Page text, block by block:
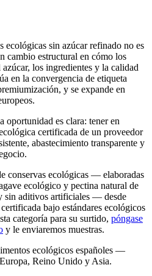
ecológicas sin azúcar refinado no es
cambio estructural en cómo los
los ingredientes y la calidad
en la convergencia de etiqueta
y se expande en
oportunidad es clara: tener en
certificada de un proveedor
abastecimiento transparente y
conservas ecológicas — elaboradas
ecológico y pectina natural de
sin aditivos artificiales — desde
bajo estándares ecológicos
categoría para su surtido, póngase
y le enviaremos muestras.
ecológicos españoles —
Reino Unido y Asia.